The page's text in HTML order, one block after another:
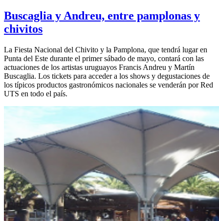
Buscaglia y Andreu, entre pamplonas y
chivitos
La Fiesta Nacional del Chivito y la Pamplona, que tendrá lugar en
Punta del Este durante el primer sábado de mayo, contará con las
actuaciones de los artistas uruguayos Francis Andreu y Martín
Buscaglia. Los tickets para acceder a los shows y degustaciones de
los típicos productos gastronómicos nacionales se venderán por Red
UTS en todo el país.